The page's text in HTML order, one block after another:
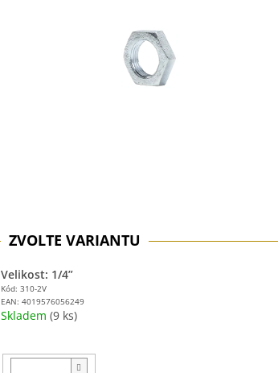
Kód: 310-2V
EAN: 4019576056249
Velikost: 1/4”
Skladem (9 ks)